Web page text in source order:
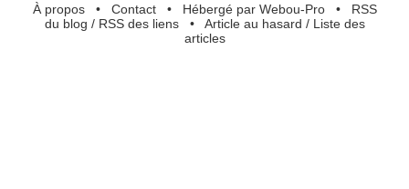
À propos• Contact• Hébergé par Webou-Pro• RSS
du blog / RSS des liens• Article au hasard / Liste des
articles